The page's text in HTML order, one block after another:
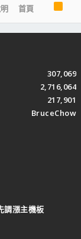
首頁
R
S
S
307,069
2,716,064
217,901
BruceChow
調漲主機板